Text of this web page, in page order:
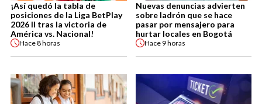
¡Así quedó la tabla de
posiciones de la Liga BetPlay
2026 II tras la victoria de
América vs. Nacional!
Hace8 horas
Nuevas denuncias advierten
sobre ladrón que se hace
pasar por mensajero para
hurtar locales en Bogotá
Hace 9 horas